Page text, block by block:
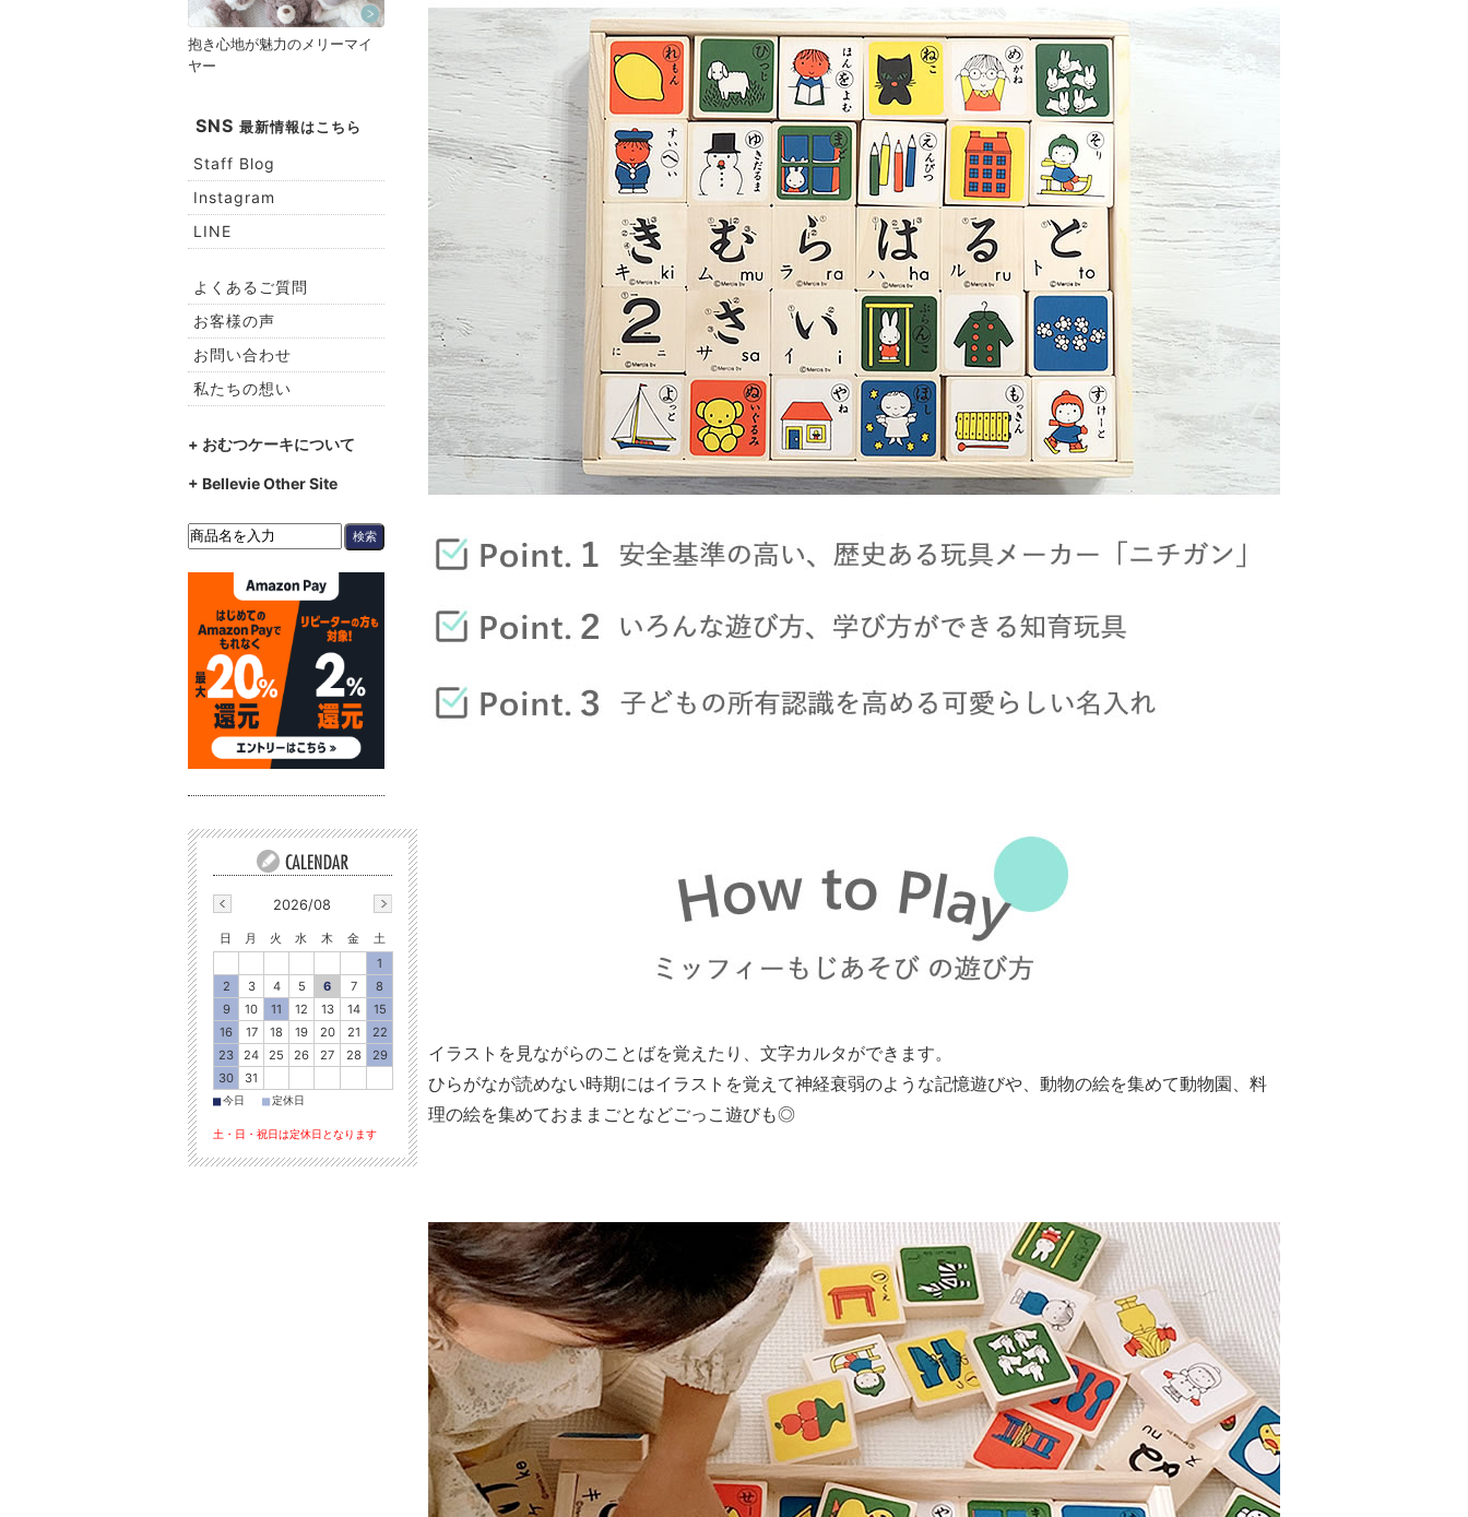
イラストを見ながらのことばを覚えたり、文字カルタができます。
ひらがなが読めない時期にはイラストを覚えて神経衰弱のような記憶遊びや、動物の絵を集めて動物園、料
理の絵を集めておままごとなどごっこ遊びも◎
抱き心地が魅力のメリーマイ
ヤー
SNS 最新情報はこちら
Staff Blog
Instagram
LINE
よくあるご質問
お客様の声
お問い合わせ
私たちの想い
+ おむつケーキについて
+ Bellevie Other Site
2026/08
日 月 火 水 木 金
土
1
2
3 4 5 6 7
8
9
10 11 12 13 14
15
16
17 18 19 20 21
22
23
24 25 26 27 28
29
30
31
■今日 ■定休日
土・日・祝日は定休日となります